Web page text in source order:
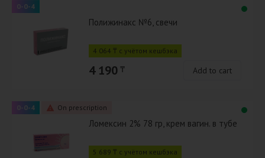
0-0-4
Полижинакс №6, свечи
4 064 ₸ с учётом кешбэка
4 190 ₸ Add to cart
0-0-4 On prescription
Ломексин 2% 78 гр, крем вагин. в тубе
5 689 ₸ с учётом кешбэка